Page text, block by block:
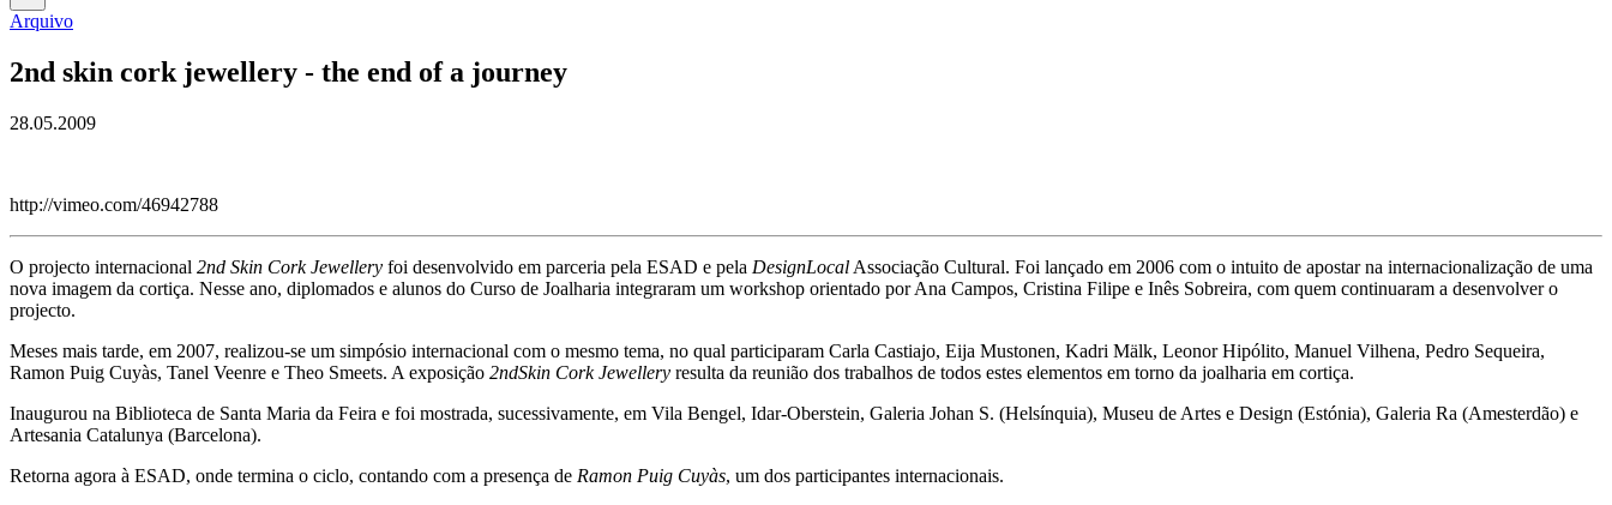
Arquivo
2nd skin cork jewellery - the end of a journey
28.05.2009
http://vimeo.com/46942788
O projecto internacional 2nd Skin Cork Jewellery foi desenvolvido em parceria pela ESAD e pela DesignLocal Associação Cultural. Foi lançado em 2006 com o intuito de apostar na internacionalização de uma
nova imagem da cortiça. Nesse ano, diplomados e alunos do Curso de Joalharia integraram um workshop orientado por Ana Campos, Cristina Filipe e Inês Sobreira, com quem continuaram a desenvolver o
projecto.
Meses mais tarde, em 2007, realizou-se um simpósio internacional com o mesmo tema, no qual participaram Carla Castiajo, Eija Mustonen, Kadri Mälk, Leonor Hipólito, Manuel Vilhena, Pedro Sequeira,
Ramon Puig Cuyàs, Tanel Veenre e Theo Smeets. A exposição 2ndSkin Cork Jewellery resulta da reunião dos trabalhos de todos estes elementos em torno da joalharia em cortiça.
Inaugurou na Biblioteca de Santa Maria da Feira e foi mostrada, sucessivamente, em Vila Bengel, Idar-Oberstein, Galeria Johan S. (Helsínquia), Museu de Artes e Design (Estónia), Galeria Ra (Amesterdão) e
Artesania Catalunya (Barcelona).
Retorna agora à ESAD, onde termina o ciclo, contando com a presença de Ramon Puig Cuyàs, um dos participantes internacionais.